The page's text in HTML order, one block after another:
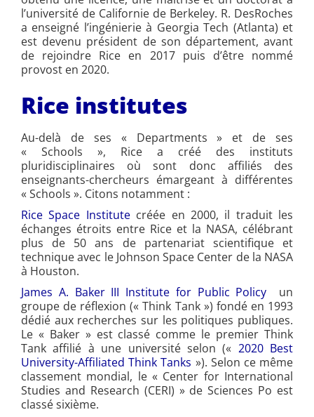
l’université de Californie de Berkeley. R. DesRoches
a enseigné l’ingénierie à Georgia Tech (Atlanta) et
est devenu président de son département, avant
de rejoindre Rice en 2017 puis d’être nommé
provost en 2020.
Rice institutes
Au-delà de ses « Departments » et de ses
« Schools », Rice a créé des instituts
pluridisciplinaires où sont donc affiliés des
enseignants-chercheurs émargeant à différentes
« Schools ». Citons notamment :
Rice Space Institutecréée en 2000, il traduit les
échanges étroits entre Rice et la NASA, célébrant
plus de 50 ans de partenariat scientifique et
technique avec le Johnson Space Center de la NASA
à Houston.
James A. Baker III Institute for Public Policy un
groupe de réflexion (« Think Tank ») fondé en 1993
dédié aux recherches sur les politiques publiques.
Le « Baker » est classé comme le premier Think
Tank affilié à une université selon (« 2020 Best
University-Affiliated Think Tanks »). Selon ce même
classement mondial, le « Center for International
Studies and Research (CERI) » de Sciences Po est
classé sixième.